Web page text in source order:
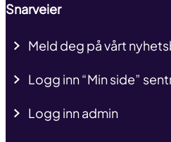
Snarveier
Meld deg på vårt
Logg inn “Min side”
Logg inn admin